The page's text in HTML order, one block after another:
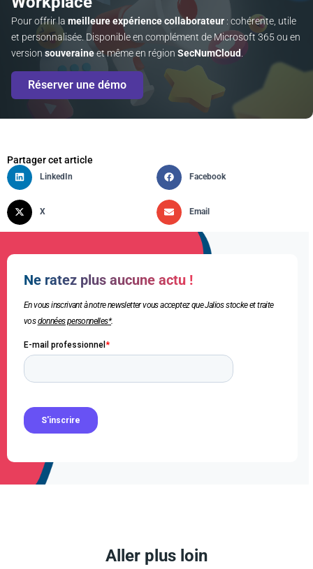
Pour offrir la meilleure expérience collaborateur : cohérente, utile
et personnalisée. Disponible en complément de Microsoft 365 ou en
version souveraineet même en région SecNumCloud
Réserver une démo
Partager cet article
LinkedIn Facebook
X Email
Ne ratez plus aucune actu !
En vous inscrivant à notre newsletter vous acceptez que Jalios stocke et traite
vosdonnées personnelles*.
Aller plus loin